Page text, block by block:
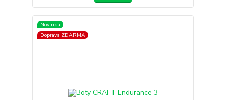
Novinka
Doprava ZDARMA